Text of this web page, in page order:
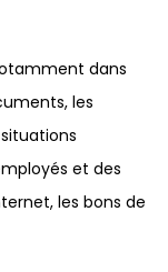
dans
les
et des
les bons de